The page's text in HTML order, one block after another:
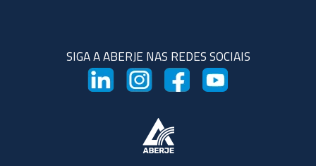
SIGA A ABERJE NAS REDES SOCIAIS